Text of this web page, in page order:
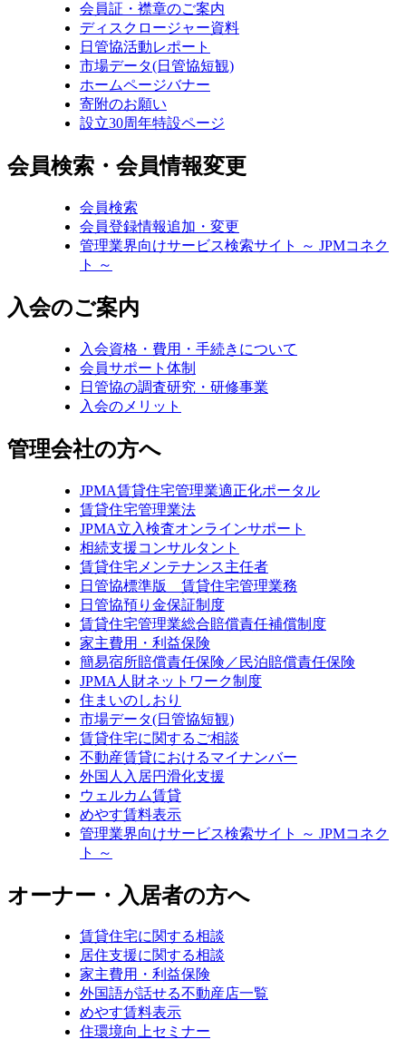
会員証・襟章のご案内
ディスクロージャー資料
日管協活動レポート
市場データ(日管協短観)
ホームページバナー
寄附のお願い
設立30周年特設ページ
会員検索・会員情報変更
会員検索
会員登録情報追加・変更
管理業界向けサービス検索サイト ～ JPMコネク
ト ～
入会のご案内
入会資格・費用・手続きについて
会員サポート体制
日管協の調査研究・研修事業
入会のメリット
管理会社の方へ
JPMA賃貸住宅管理業適正化ポータル
賃貸住宅管理業法
JPMA立入検査オンラインサポート
相続支援コンサルタント
賃貸住宅メンテナンス主任者
日管協標準版 賃貸住宅管理業務
日管協預り金保証制度
賃貸住宅管理業総合賠償責任補償制度
家主費用・利益保険
簡易宿所賠償責任保険／民泊賠償責任保険
JPMA人財ネットワーク制度
住まいのしおり
市場データ(日管協短観)
賃貸住宅に関するご相談
不動産賃貸におけるマイナンバー
外国人入居円滑化支援
ウェルカム賃貸
めやす賃料表示
管理業界向けサービス検索サイト ～ JPMコネク
ト ～
オーナー・入居者の方へ
賃貸住宅に関する相談
居住支援に関する相談
家主費用・利益保険
外国語が話せる不動産店一覧
めやす賃料表示
住環境向上セミナー